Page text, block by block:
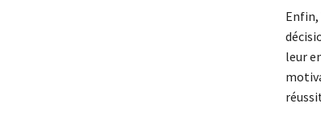
leur